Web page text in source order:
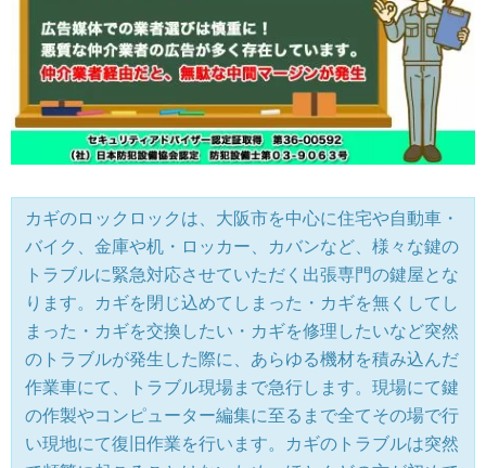
カギのロックロックは、大阪市を中心に住宅や自動車・
バイク、金庫や机・ロッカー、カバンなど、様々な鍵の
トラブルに緊急対応させていただく出張専門の鍵屋とな
ります。カギを閉じ込めてしまった・カギを無くしてし
まった・カギを交換したい・カギを修理したいなど突然
のトラブルが発生した際に、あらゆる機材を積み込んだ
作業車にて、トラブル現場まで急行します。現場にて鍵
の作製やコンピューター編集に至るまで全てその場で行
い現地にて復旧作業を行います。カギのトラブルは突然